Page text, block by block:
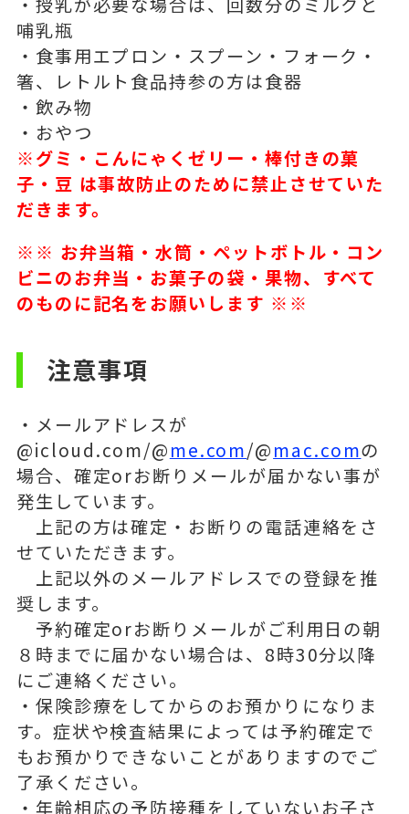
哺乳瓶
・食事用エプロン・スプーン・フォーク・
箸、レトルト食品持参の方は食器
・飲み物
・おやつ
※グミ・こんにゃくゼリー・棒付きの菓
子・豆 は事故防止のために禁止させていた
だきます。
※※ お弁当箱・水筒・ペットボトル・コン
ビニのお弁当・お菓子の袋・果物、すべて
のものに記名をお願いします ※※
注意事項
・メールアドレスが
@icloud.com/@me.com/@mac.comの
場合、確定orお断りメールが届かない事が
発生しています。
上記の方は確定・お断りの電話連絡をさ
せていただきます。
上記以外のメールアドレスでの登録を推
奨します。
予約確定orお断りメールがご利用日の朝
８時までに届かない場合は、8時30分以降
にご連絡ください。
・保険診療をしてからのお預かりになりま
す。症状や検査結果によっては予約確定で
もお預かりできないことがありますのでご
了承ください。
・年齢相応の予防接種をしていないお子さ